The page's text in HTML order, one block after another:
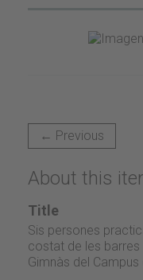
← Previous
About this
Title
Sis persones
costat de les barres
Gimnàs del Campus